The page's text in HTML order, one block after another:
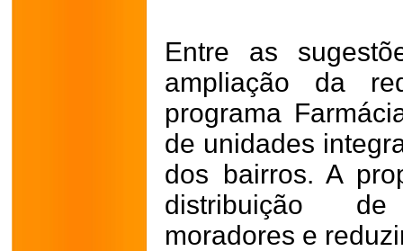
Entre as
ampliação da
programa
de unidades
dos bairros. A
distribuição
moradores e